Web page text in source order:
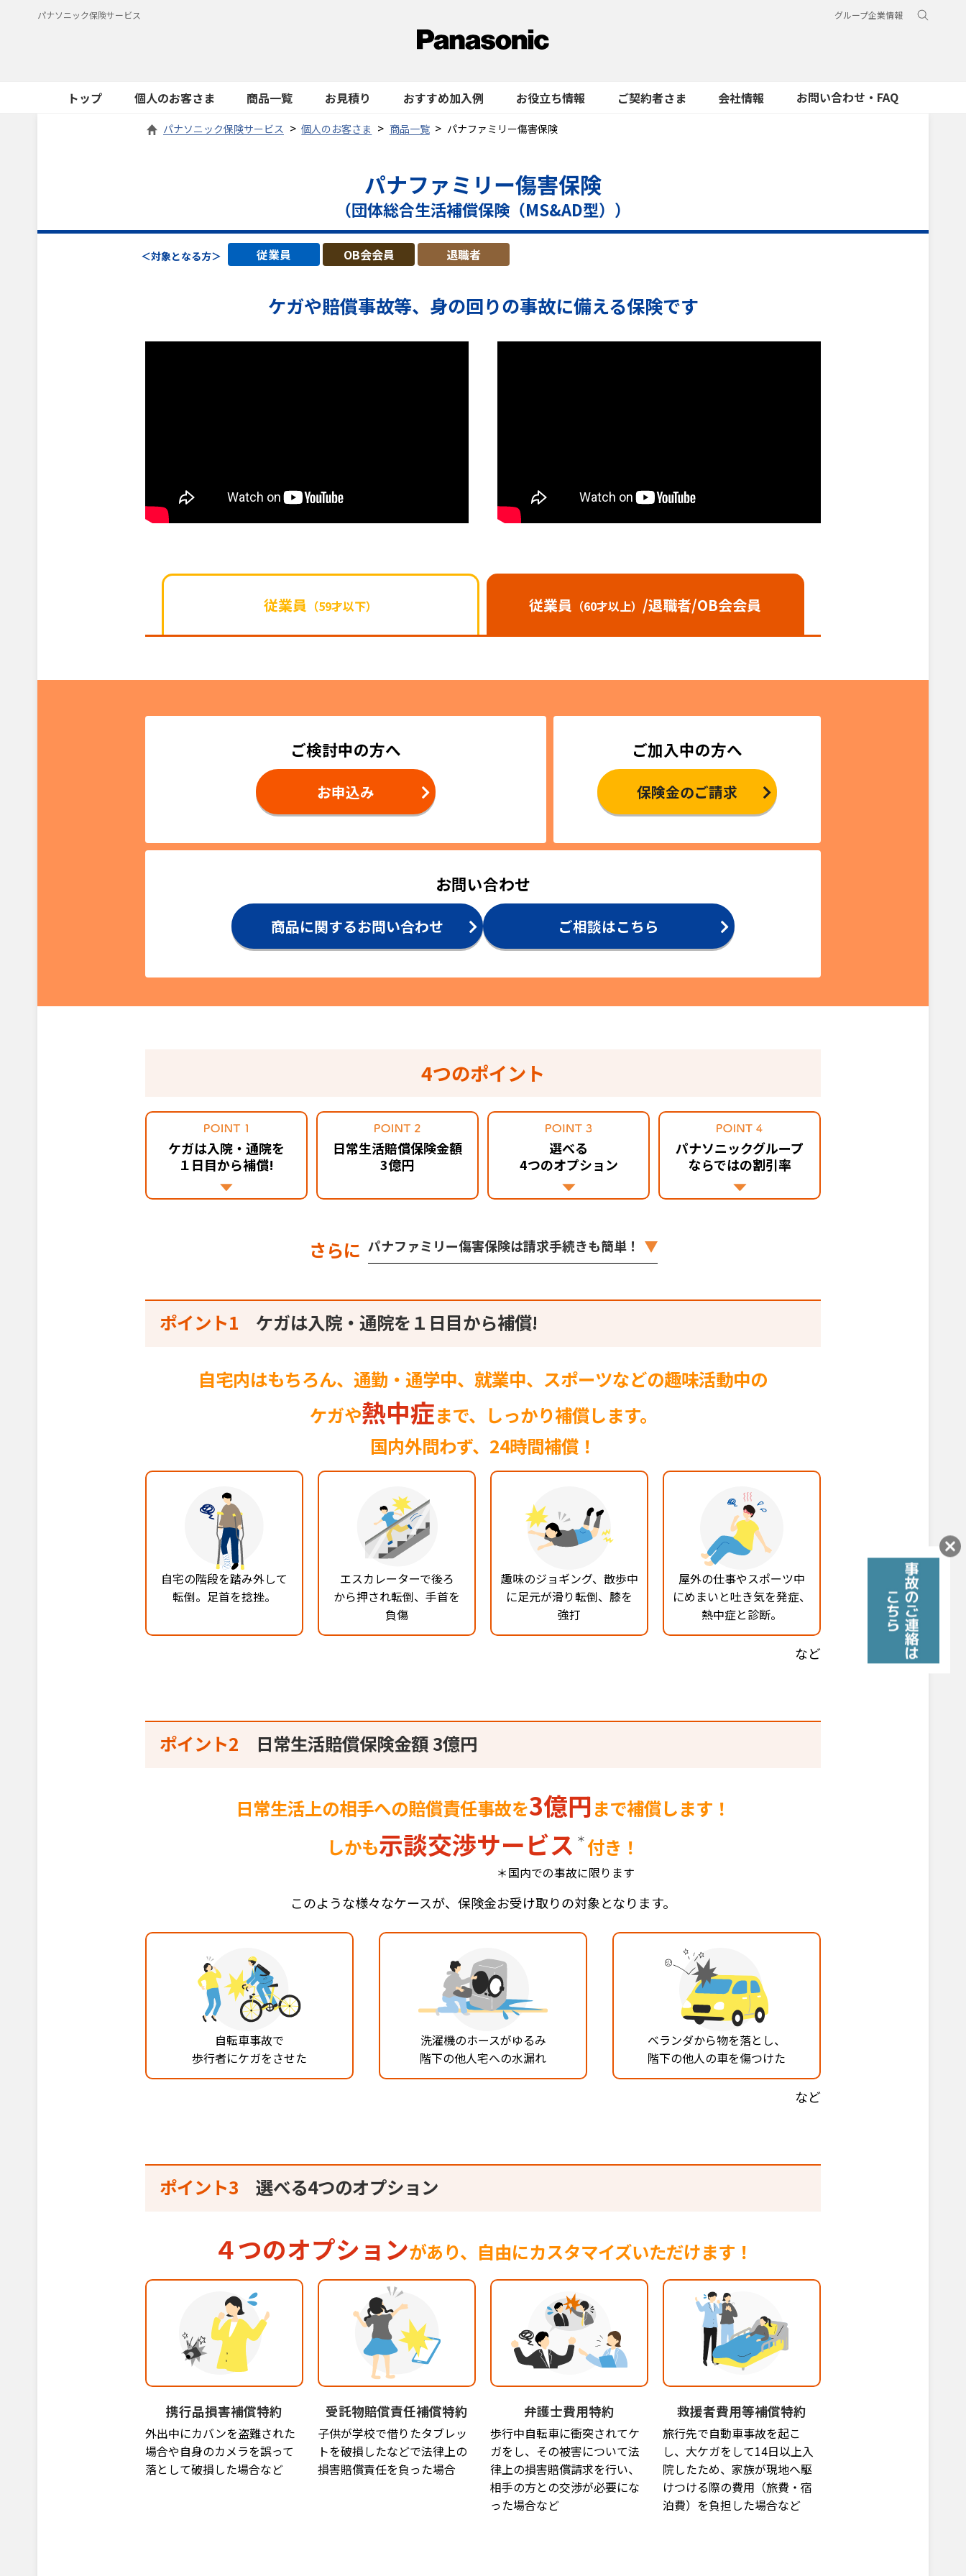
パナソニック保険サービス グループ企業情報
トップ 個人のお客さま 商品一覧 お見積り おすすめ加入例 お役立ち情報 ご契約者さま 会社情報 お問い合わせ・FAQ
パナソニック保険サービス 個人のお客さま 商品一覧 パナファミリー傷害保険
パナファミリー傷害保険
（団体総合生活補償保険（MS&AD型））
＜対象となる方＞ 従業員 OB会会員 退職者
ケガや賠償事故等、 身の回りの事故に備える保険です
従業員 （59才以下） 従業員 （60才以上） /退職者/OB会会員
ご検討中の方へ
お申込み
ご加入中の方へ
保険金のご請求
お問い合わせ
商品に関するお問い合わせ ご相談はこちら
4つのポイント
ケガは入院・通院を
１日目から補償!
日常生活賠償保険金額
3億円
選べる
4つのオプション
パナソニックグループ
ならではの割引率
さらに パナファミリー傷害保険は請求手続きも簡単！
ポイント1 ケガは入院・通院を１日目から補償!
自宅内はもちろん、通勤・通学中、就業中、スポーツなどの趣味活動中の
ケガや熱中症まで、しっかり補償します。
国内外問わず、24時間補償！
自宅の階段を踏み外して
転倒。足首を捻挫。
エスカレーターで後ろ
から押され転倒、手首を
負傷
趣味のジョギング、散歩中
に足元が滑り転倒、膝を
強打
屋外の仕事やスポーツ中
にめまいと吐き気を発症、
熱中症と診断。
など
ポイント2 日常生活賠償保険金額 3億円
日常生活上の相手への賠償責任事故を3億円まで補償します！
しかも示談交渉サービス ＊ 付き！
＊国内での事故に限ります
このような様々なケースが、保険金お受け取りの対象となります。
自転車事故で
歩行者にケガをさせた
洗濯機のホースがゆるみ
階下の他人宅への水漏れ
ベランダから物を落とし、
階下の他人の車を傷つけた
など
ポイント3 選べる4つのオプション
４つのオプションがあり、自由にカスタマイズいただけます！
携行品損害補償特約
外出中にカバンを盗難された
場合や自身のカメラを誤って
落として破損した場合など
受託物賠償責任補償特約
子供が学校で借りたタブレッ
トを破損したなどで法律上の
損害賠償責任を負った場合
弁護士費用特約
歩行中自転車に衝突されてケ
ガをし、その被害について法
律上の損害賠償請求を行い、
相手の方との交渉が必要にな
った場合など
救援者費用等補償特約
旅行先で自動車事故を起こ
し、大ケガをして14日以上入
院したため、家族が現地へ駆
けつける際の費用（旅費・宿
泊費）を負担した場合など